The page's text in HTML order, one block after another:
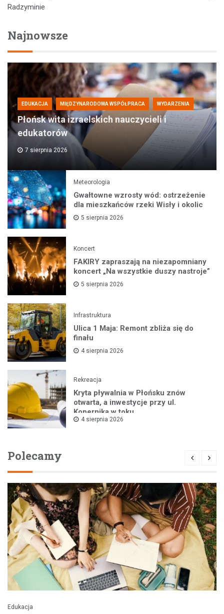
Radzyminie
Najnowsze
EDUKACJA MIĘDZYNARODOWA WSPÓŁPRACA WYDARZENIA
Płońsk wita izraelskich nauczycieli i
edukatorów
7 sierpnia 2026
Meteorologia
Gwałtowne wzrosty wód: ostrzeżenie
dla mieszkańców rzeki Wisły i okolic
5 sierpnia 2026
Koncert
FAKIRY zapraszają na niezapomniany
koncert „Na wszystkie duszy nastroje”
5 sierpnia 2026
Infrastruktura
Ulica 1 Maja: Remont zbliża się do
finału
4 sierpnia 2026
Rekreacja
Kryta pływalnia w Płońsku znów
otwarta, a inwestycje przy ul.
Kopernika w toku
4 sierpnia 2026
Polecamy
Edukacja